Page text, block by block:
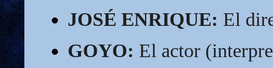
JOSÉ ENRIQUE: El
GOYO: El actor